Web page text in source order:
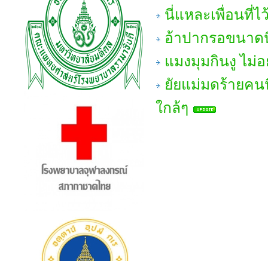
นี่แหละเพื่อนที่ไ
อ้าปากรอขนา
แมงมุมกินงู ไม่
ยัยแม่มดร้ายคน
ใกล้ๆ